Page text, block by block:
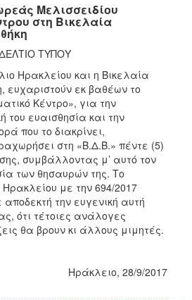
Μελισσειδίου
στη Βικελαία
ΤΥΠΟΥ
Ηρακλείου και η Βικελαία
ευχαριστούν εκ βαθέων το
Κέντρο», για την
του ευαισθησία και την
που το διακρίνει,
στη «Β.Δ.Β.» πέντε (5)
συμβάλλοντας μ’ αυτό τον
των θησαυρών της. Το
Ηρακλείου με την 694/2017
την ευγενική αυτή
ότι τέτοιες ανάλογες
θα βρουν κι άλλους μιμητές.
Ηράκλειο, 28/9/2017